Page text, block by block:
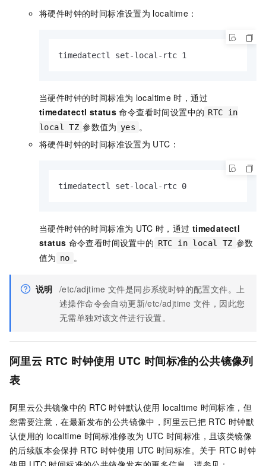
将硬件时钟的时间标准设置为 localtime：
timedatectl set-local-rtc 1
当硬件时钟的时间标准为 localtime 时，通过
timedatectl status 命令查看时间设置中的 RTC in
local TZ 参数值为 yes 。
将硬件时钟的时间标准设置为 UTC：
timedatectl set-local-rtc 0
当硬件时钟的时间标准为 UTC 时，通过 timedatectl
status 命令查看时间设置中的 RTC in local TZ 参数
值为 no 。
说明 /etc/adjtime 文件是同步系统时钟的配置文件。上
述操作命令会自动更新/etc/adjtime 文件，因此您
无需单独对该文件进行设置。
阿里云 RTC 时钟使用 UTC 时间标准的公共镜像列
表
阿里云公共镜像中的 RTC 时钟默认使用 localtime 时间标准，但
您需要注意，在最新发布的公共镜像中，阿里云已把 RTC 时钟默
认使用的 localtime 时间标准修改为 UTC 时间标准，且该类镜像
的后续版本会保持 RTC 时钟使用 UTC 时间标准。关于 RTC 时钟